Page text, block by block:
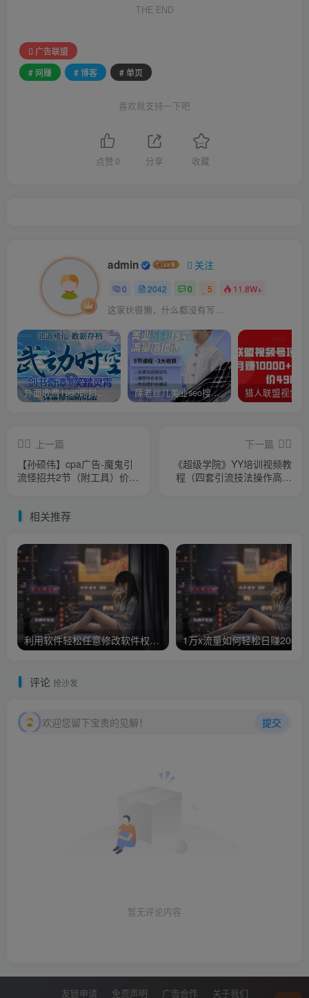
THE END
广告联盟
# 网赚
# 博客 # 单页
喜欢就支持一下吧
点赞 0 分享 收藏
admin 关注
0 2042 0 5 11.8W+
这家伙很懒，什么都没有写...
外面收费1980的抖音武动时空直播项目，无需真人出镜，实时互动直播【软件+详细教程】 薛老丝儿美业seo搜索流量落地课，一周暴涨20w粉丝，全干货讲解
上一篇
【孙硕伟】cpa广告-魔鬼引
流怪招共2节（附工具）价值
下一篇
《超级学院》YY培训视频教
程（四套引流技法操作高价
相关推荐
利用软件轻松任意修改软件权限，添加自己广告弹窗推广日赚无上限
评论 抢沙发
欢迎您留下宝贵的见解！ 提交
暂无评论内容
友链申请 免责声明 广告合作 关于我们